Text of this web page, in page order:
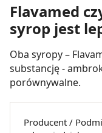
Flavamed
syrop jest
Oba syropy –
substancję -
porównywalne.
Producent /